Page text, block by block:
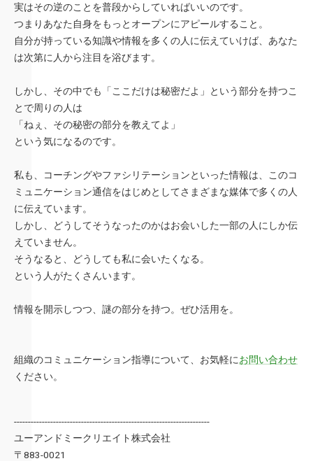
実はその逆のことを普段からしていればいいのです。
つまりあなた自身をもっとオープンにアピールすること。
自分が持っている知識や情報を多くの人に伝えていけば、あなた
は次第に人から注目を浴びます。
しかし、その中でも「ここだけは秘密だよ」という部分を持つこ
とで周りの人は
「ねぇ、その秘密の部分を教えてよ」
という気になるのです。
私も、コーチングやファシリテーションといった情報は、このコ
ミュニケーション通信をはじめとしてさまざまな媒体で多くの人
に伝えています。
しかし、どうしてそうなったのかはお会いした一部の人にしか伝
えていません。
そうなると、どうしても私に会いたくなる。
という人がたくさんいます。
情報を開示しつつ、謎の部分を持つ。ぜひ活用を。
組織のコミュニケーション指導について、お気軽にお問い合わせ
ください。
----------------------------------------------------------------------
ユーアンドミークリエイト株式会社
〒883-0021